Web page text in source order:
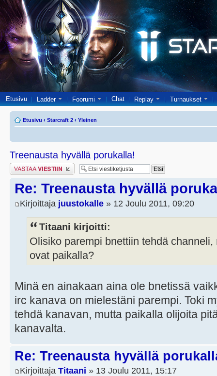
Etusivu Ladder Foorumi Chat Replay Turnaukset
Etusivu ‹ Starcraft 2 ‹ Yleinen
Treenausta hyvällä porukalla!
Lähetä vastaus
Re: Treenausta hyvällä
Kirjoittaja juustokalle » 12 Joulu 2011, 09:20
Titaani kirjoitti:
Olisiko parempi bnettiin tehdä
ovat paikalla?
Minä en ainakaan aina ole bnetissä
irc kanava on mielestäni parempi. Toki
tehdä kanavan, mutta paikalla olijoita
kanavalta.
Re: Treenausta hyvällä
Kirjoittaja Titaani » 13 Joulu 2011, 15:17